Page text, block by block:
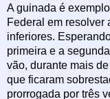
A guinada é
Federal em resolver
inferiores.
primeira e a
vão, durante mais
que ficaram
prorrogada por três